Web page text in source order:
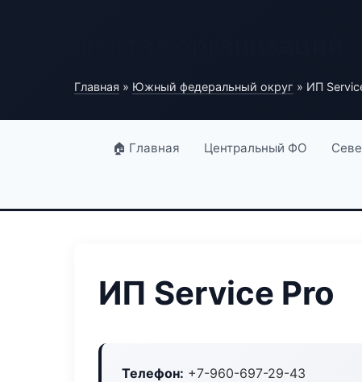
Главная » Южный федеральный округ » ИП
🏠 Главная Центральный ФО
ИП Service Pro
Телефон: +7-960-697-29-43